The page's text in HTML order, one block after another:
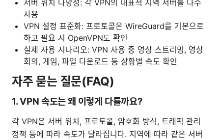
서버 위치 다양성: 각 VPN의 대표적 지역 서버를 다수
사용
VPN 설정 표준화: 프로토콜은 WireGuard를 기본으로
하고 필요 시 OpenVPN도 확인
실제 사용 시나리오: VPN 사용 중 영상 스트리밍, 영상
회의, 게임, 파일 다운로드 등 상황별 속도 확인
자주 묻는 질문(FAQ)
1. VPN 속도는 왜 이렇게 다를까요?
각 VPN은 서버 위치, 프로토콜, 암호화 방식, 트래픽 관리
정책 등에 따라 속도가 달라집니다. 지역에 따라 같은 서버